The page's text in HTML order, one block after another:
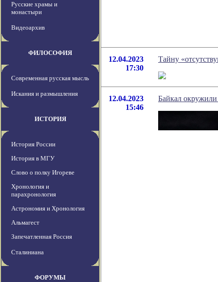
Русские храмы и
монастыри
Видеоархив
ФИЛОСОФИЯ
Современная русская мысль
Искания и размышления
ИСТОРИЯ
История России
История в МГУ
Слово о полку Игореве
Хронология и
парахронология
Астрономия и Хронология
Альмагест
Запечатленная Россия
Сталиниана
ФОРУМЫ
12.04.2023
17:30
Тайну
12.04.2023
15:46
Байкал окружили